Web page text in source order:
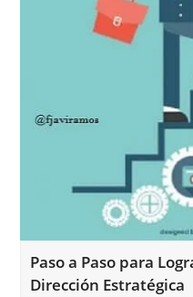
Paso a Paso para
Dirección Estratégica